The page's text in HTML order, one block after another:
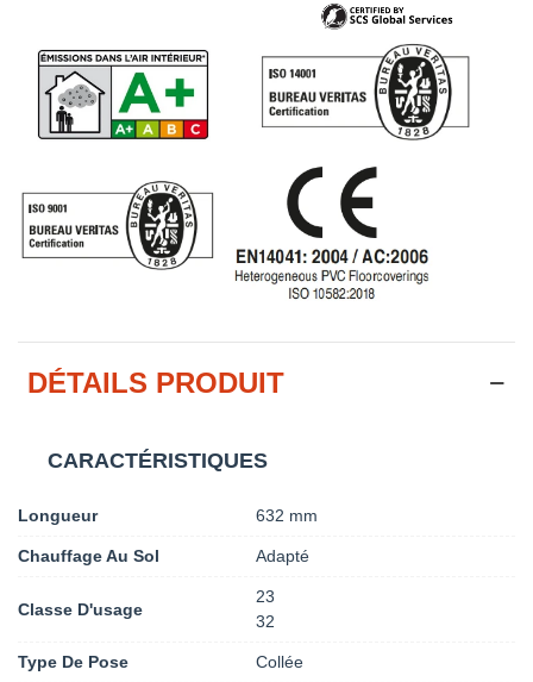
DÉTAILS PRODUIT
CARACTÉRISTIQUES
Longueur 632 mm
Chauffage Au Sol Adapté
Classe D'usage
23
32
Type De Pose Collée